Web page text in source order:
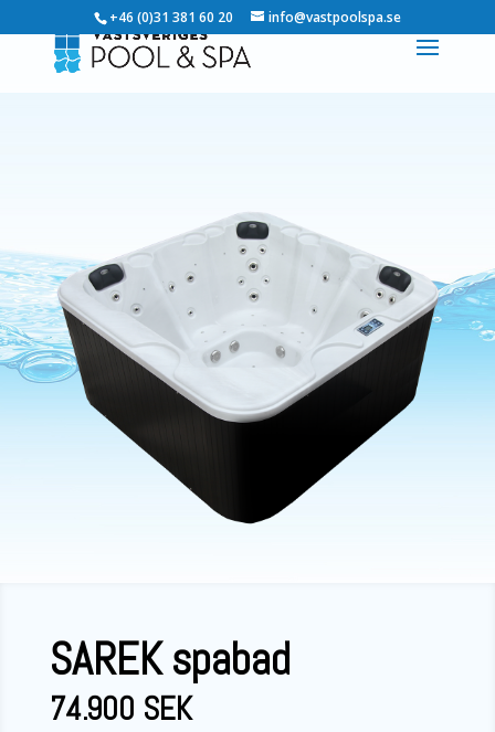
+46 (0)31 381 60 20 info@vastpoolspa.se
SAREK spabad
74.900 SEK